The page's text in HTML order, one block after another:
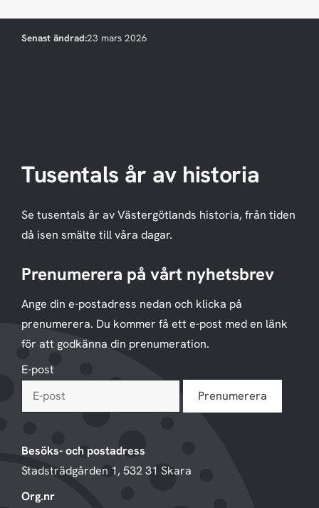
Senast ändrad:23 mars 2026
Tusentals år av historia
Se tusentals år av Västergötlands historia, från tiden
då isen smälte till våra dagar.
Prenumerera på vårt nyhetsbrev
Ange din e-postadress nedan och klicka på
prenumerera. Du kommer få ett e-post med en länk
för att godkänna din prenumeration.
E-post
Besöks- och postadress
Stadsträdgården 1, 532 31 Skara
Org.nr